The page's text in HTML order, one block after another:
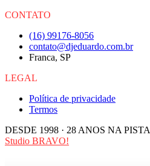
CONTATO
(16) 99176-8056
contato@djeduardo.com.br
Franca, SP
LEGAL
Política de privacidade
Termos
DESDE 1998 · 28 ANOS NA PISTA
Studio BRAVO!